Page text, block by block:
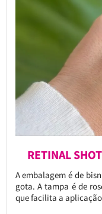
RETINAL
A embalagem é de
gota. A tampa é de
que facilita a